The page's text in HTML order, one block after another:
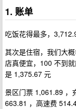
1. 账单
吃饭花得最多，
其次是住宿，我们大
店真便宜，100 不到
是 1,375.67 元
景区门票 1,061.89 ，
663.81 ，高速费